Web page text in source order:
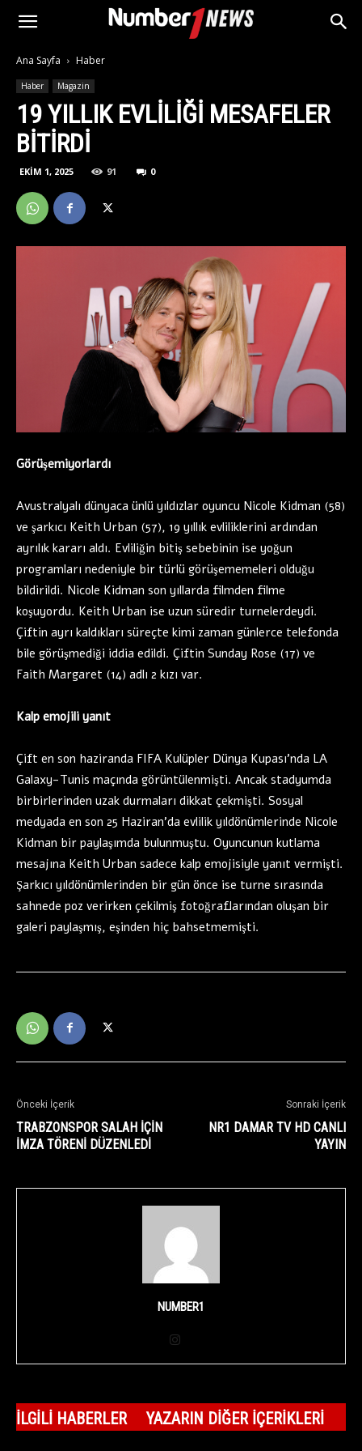
Ana Sayfa Haber
Haber Magazin
19 YILLIK EVLILIĞI MESAFELER
BITIRDI
EKIM 1, 2025 91 0
Görüşemiyorlardı
Avustralyalı dünyaca ünlü yıldızlar oyuncu Nicole Kidman (58)
ve şarkıcı Keith Urban (57), 19 yıllık evliliklerini ardından
ayrılık kararı aldı. Evliliğin bitiş sebebinin ise yoğun
programları nedeniyle bir türlü görüşememeleri olduğu
bildirildi. Nicole Kidman son yıllarda filmden filme
koşuyordu. Keith Urban ise uzun süredir turnelerdeydi.
Çiftin ayrı kaldıkları süreçte kimi zaman günlerce telefonda
bile görüşmediği iddia edildi. Çiftin Sunday Rose (17) ve
Faith Margaret (14) adlı 2 kızı var.
Kalp emojili yanıt
Çift en son haziranda FIFA Kulüpler Dünya Kupası’nda LA
Galaxy-Tunis maçında görüntülenmişti. Ancak stadyumda
birbirlerinden uzak durmaları dikkat çekmişti. Sosyal
medyada en son 25 Haziran’da evlilik yıldönümlerinde Nicole
Kidman bir paylaşımda bulunmuştu. Oyuncunun kutlama
mesajına Keith Urban sadece kalp emojisiyle yanıt vermişti.
Şarkıcı yıldönümlerinden bir gün önce ise turne sırasında
sahnede poz verirken çekilmiş fotoğraflarından oluşan bir
galeri paylaşmış, eşinden hiç bahsetmemişti.
Önceki İçerik
TRABZONSPOR SALAH İÇİN
İMZA TÖRENİ DÜZENLEDİ
Sonraki İçerik
NR1 DAMAR TV HD CANLI
YAYIN
NUMBER1
İLGILI HABERLER YAZARIN DIĞER İÇERIKLERI